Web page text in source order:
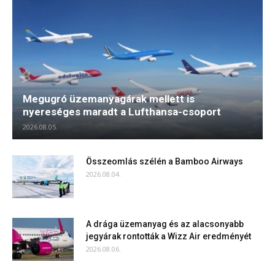
Megugró üzemanyagárak mellett is
nyereséges maradt a Lufthansa-csoport
2026.08.05.
Összeomlás szélén a Bamboo Airways
2026.08.04.
A drága üzemanyag és az alacsonyabb
jegyárak rontották a Wizz Air eredményét
2026.08.06.